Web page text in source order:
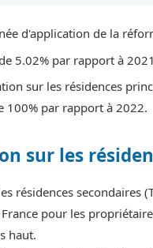
d'application de la
5.02% par rapport à
sur les résidences
100% par rapport à 2022.
sur les
résidences secondaires
pour les
haut.